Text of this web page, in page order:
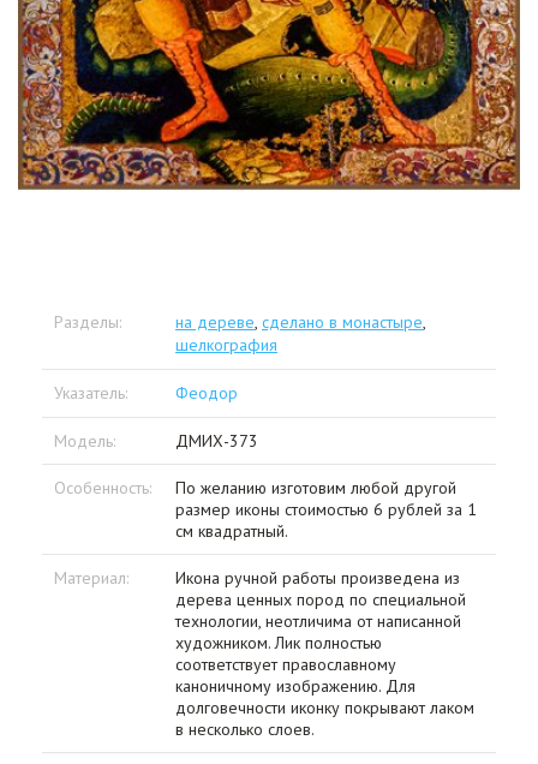
Разделы: на дереве, сделано в монастыре,
шелкография
Указатель: Феодор
Модель: ДМИХ-373
Особенность:
По желанию изготовим любой другой
размер иконы стоимостью 6 рублей за 1
см квадратный.
Материал:
Икона ручной работы произведена из
дерева ценных пород по специальной
технологии, неотличима от написанной
художником. Лик полностью
соответствует православному
каноничному изображению. Для
долговечности иконку покрывают лаком
в несколько слоев.